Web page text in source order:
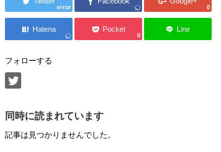
error 0
0
フォローする
同時に読まれています
記事は見つかりませんでした。